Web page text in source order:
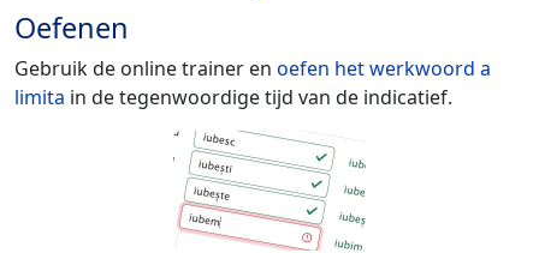
Oefenen
Gebruik de online trainer en oefen het werkwoord a
limita in de tegenwoordige tijd van de indicatief.